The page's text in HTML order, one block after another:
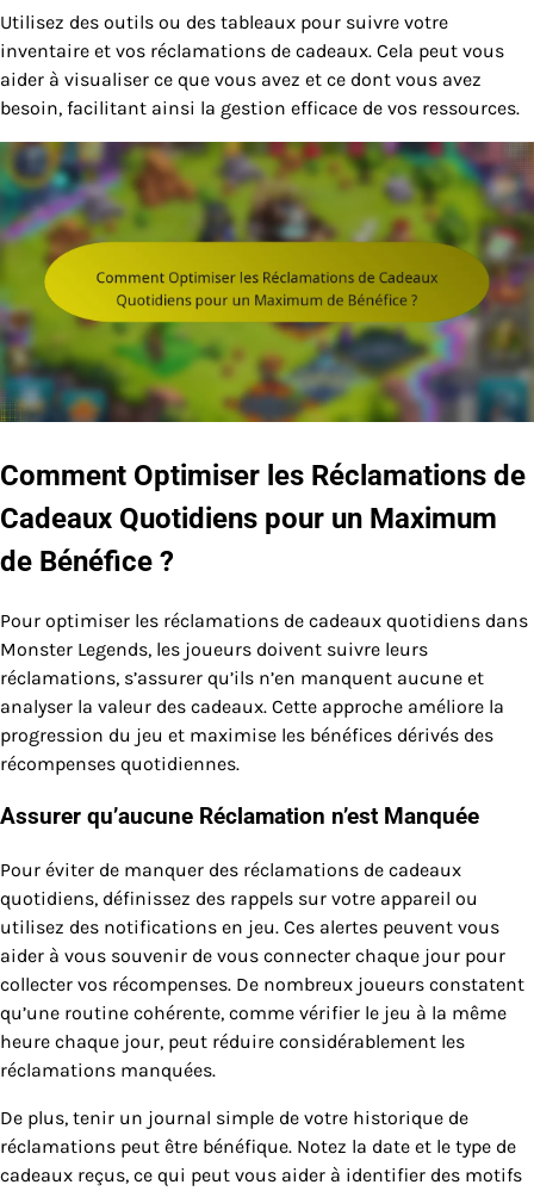
Utilisez des outils ou des tableaux pour suivre votre
inventaire et vos réclamations de cadeaux. Cela peut vous
aider à visualiser ce que vous avez et ce dont vous avez
besoin, facilitant ainsi la gestion efficace de vos ressources.
Comment Optimiser les Réclamations de
Cadeaux Quotidiens pour un Maximum
de Bénéfice ?
Pour optimiser les réclamations de cadeaux quotidiens dans
Monster Legends, les joueurs doivent suivre leurs
réclamations, s’assurer qu’ils n’en manquent aucune et
analyser la valeur des cadeaux. Cette approche améliore la
progression du jeu et maximise les bénéfices dérivés des
récompenses quotidiennes.
Assurer qu’aucune Réclamation n’est Manquée
Pour éviter de manquer des réclamations de cadeaux
quotidiens, définissez des rappels sur votre appareil ou
utilisez des notifications en jeu. Ces alertes peuvent vous
aider à vous souvenir de vous connecter chaque jour pour
collecter vos récompenses. De nombreux joueurs constatent
qu’une routine cohérente, comme vérifier le jeu à la même
heure chaque jour, peut réduire considérablement les
réclamations manquées.
De plus, tenir un journal simple de votre historique de
réclamations peut être bénéfique. Notez la date et le type de
cadeaux reçus, ce qui peut vous aider à identifier des motifs